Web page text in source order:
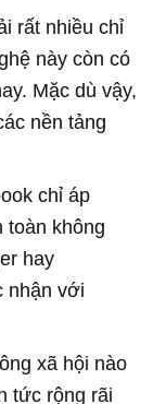
rất nhiều chỉ
này còn có
Mặc dù vậy,
nền tảng
chỉ áp
toàn không
hay
nhận với
xã hội nào
tức rộng rãi